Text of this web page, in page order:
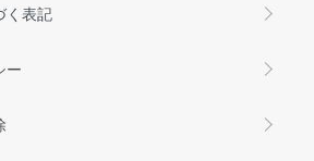
く表記
ー